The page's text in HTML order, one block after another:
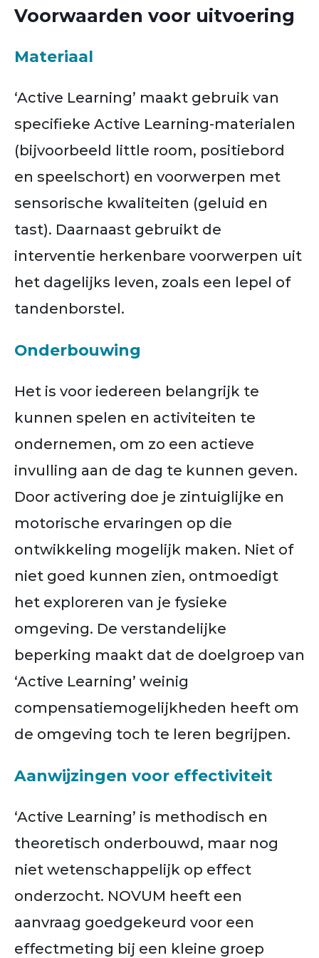
Voorwaarden voor uitvoering
Materiaal
‘Active Learning’ maakt gebruik van
specifieke Active Learning-materialen
(bijvoorbeeld little room, positiebord
en speelschort) en voorwerpen met
sensorische kwaliteiten (geluid en
tast). Daarnaast gebruikt de
interventie herkenbare voorwerpen uit
het dagelijks leven, zoals een lepel of
tandenborstel.
Onderbouwing
Het is voor iedereen belangrijk te
kunnen spelen en activiteiten te
ondernemen, om zo een actieve
invulling aan de dag te kunnen geven.
Door activering doe je zintuiglijke en
motorische ervaringen op die
ontwikkeling mogelijk maken. Niet of
niet goed kunnen zien, ontmoedigt
het exploreren van je fysieke
omgeving. De verstandelijke
beperking maakt dat de doelgroep van
‘Active Learning’ weinig
compensatiemogelijkheden heeft om
de omgeving toch te leren begrijpen.
Aanwijzingen voor effectiviteit
‘Active Learning’ is methodisch en
theoretisch onderbouwd, maar nog
niet wetenschappelijk op effect
onderzocht. NOVUM heeft een
aanvraag goedgekeurd voor een
effectmeting bij een kleine groep